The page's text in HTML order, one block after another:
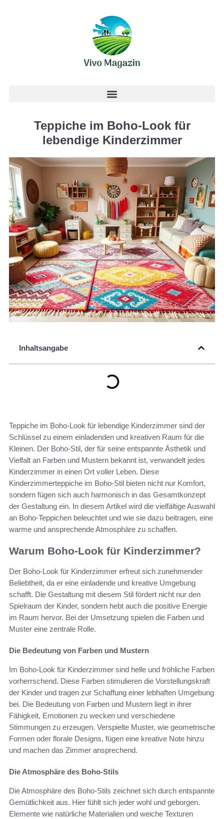
Teppiche im Boho-Look für
lebendige Kinderzimmer
Inhaltsangabe
Teppiche im Boho-Look für lebendige Kinderzimmer sind der
Schlüssel zu einem einladenden und kreativen Raum für die
Kleinen. Der Boho-Stil, der für seine entspannte Ästhetik und
Vielfalt an Farben und Mustern bekannt ist, verwandelt jedes
Kinderzimmer in einen Ort voller Leben. Diese
Kinderzimmerteppiche im Boho-Stil bieten nicht nur Komfort,
sondern fügen sich auch harmonisch in das Gesamtkonzept
der Gestaltung ein. In diesem Artikel wird die vielfältige Auswahl
an Boho-Teppichen beleuchtet und wie sie dazu beitragen, eine
warme und ansprechende Atmosphäre zu schaffen.
Warum Boho-Look für Kinderzimmer?
Der Boho-Look für Kinderzimmer erfreut sich zunehmender
Beliebtheit, da er eine einladende und kreative Umgebung
schafft. Die Gestaltung mit diesem Stil fördert nicht nur den
Spielraum der Kinder, sondern hebt auch die positive Energie
im Raum hervor. Bei der Umsetzung spielen die Farben und
Muster eine zentrale Rolle.
Die Bedeutung von Farben und Mustern
Im Boho-Look für Kinderzimmer sind helle und fröhliche Farben
vorherrschend. Diese Farben stimulieren die Vorstellungskraft
der Kinder und tragen zur Schaffung einer lebhaften Umgebung
bei. Die Bedeutung von Farben und Mustern liegt in ihrer
Fähigkeit, Emotionen zu wecken und verschiedene
Stimmungen zu erzeugen. Verspielte Muster, wie geometrische
Formen oder florale Designs, fügen eine kreative Note hinzu
und machen das Zimmer ansprechend.
Die Atmosphäre des Boho-Stils
Die Atmosphäre des Boho-Stils zeichnet sich durch entspannte
Gemütlichkeit aus. Hier fühlt sich jeder wohl und geborgen.
Elemente wie natürliche Materialien und weiche Texturen